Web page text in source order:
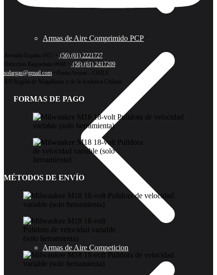
Armas de Aire Comprimido PCP
Armas de Aire Competicion
Avenida España 1057 • (56) (61) 2221727
Direccion Baquedano #668 • (56) (61) 2417209
solargas@gmail.com • Punta Arenas - CHILE
XII Región de Magallanes y de la Antártica Chilena
FORMAS DE PAGO
MÉTODOS DE ENVÍO